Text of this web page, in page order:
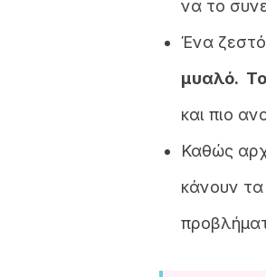
να το
Ένα
μυαλό. Το
και πιο
Καθώς
κάνουν